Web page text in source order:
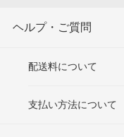
ヘルプ・ご質問
配送料について
支払い方法について